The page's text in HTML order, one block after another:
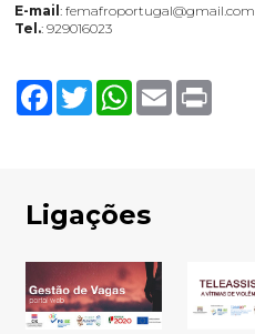
E-mail: femafroportugal@gmail.com
Tel.: 929016023
FacebookTwitterWhatsApp
Email
Ligações